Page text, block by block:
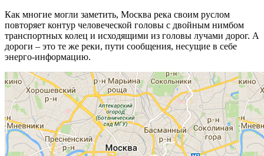
Как многие могли заметить, Москва река своим руслом
повторяет контур человеческой головы с двойным нимбом
транспортных колец и исходящими из головы лучами дорог. А
дороги – это те же реки, пути сообщения, несущие в себе
энерго-информацию.